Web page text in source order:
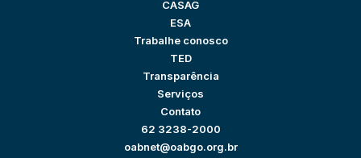
CASAG
ESA
Trabalhe conosco
TED
Transparência
Serviços
Contato
62 3238-2000
oabnet@oabgo.org.br